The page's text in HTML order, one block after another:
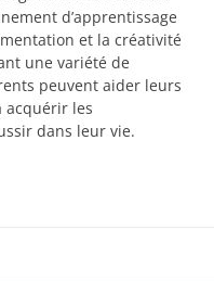
d’apprentissage
et la créativité
une variété de
peuvent aider leurs
acquérir les
dans leur vie.